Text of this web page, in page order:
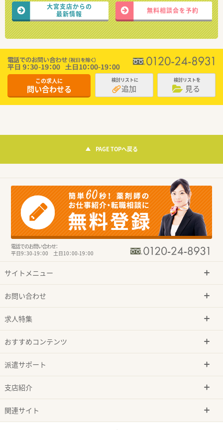
大宮支店からの
最新情報
無料相談会を予約
この求人に
問い合わせる
検討リストに
追加
検討リストを
見る
PAGE TOPへ戻る
電話でのお問い合わせ：
平日9：30-19：00 土日10：00-19：00
サイトメニュー
お問い合わせ
求人特集
おすすめコンテンツ
派遣サポート
支店紹介
関連サイト